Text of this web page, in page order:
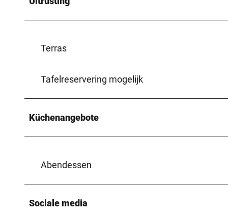
Terras
Tafelreservering mogelijk
Küchenangebote
Abendessen
Sociale media